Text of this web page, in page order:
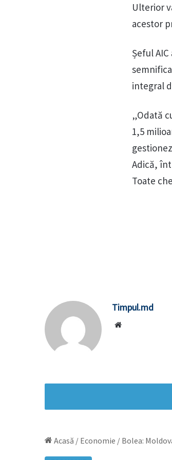
Ulterior
acestor
Șeful
integral
„Odată
1,5
Adică,
Toate
Timpul.md